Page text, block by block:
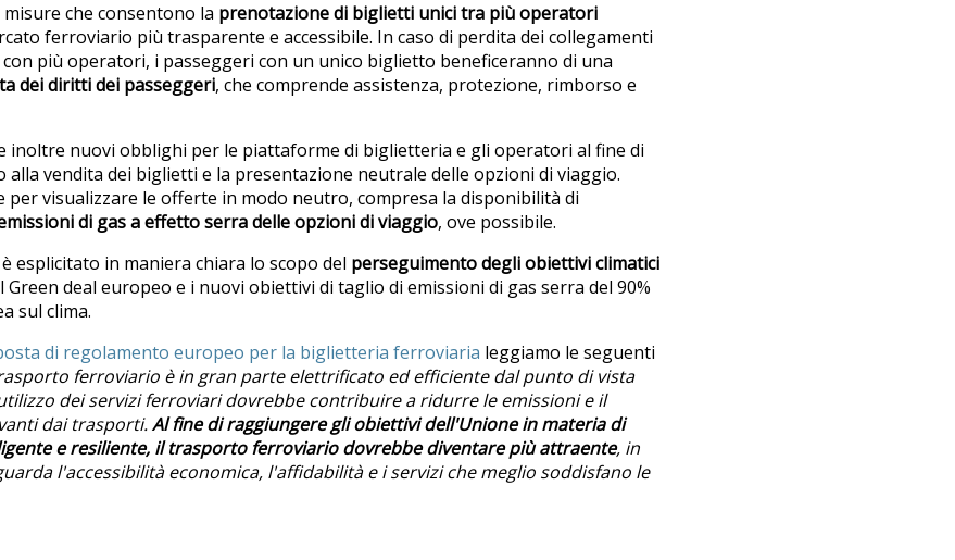
che consentono la prenotazione di biglietti unici tra più operatori
ferroviario più trasparente e accessibile. In caso di perdita dei collegamenti
più operatori, i passeggeri con un unico biglietto beneficeranno di una
dei diritti dei passeggeri, che comprende assistenza, protezione, rimborso e
inoltre nuovi obblighi per le piattaforme di biglietteria e gli operatori al fine di
alla vendita dei biglietti e la presentazione neutrale delle opzioni di viaggio.
visualizzare le offerte in modo neutro, compresa la disponibilità di
di gas a effetto serra delle opzioni di viaggio, ove possibile.
esplicitato in maniera chiara lo scopo del perseguimento degli obiettivi climatici
Green deal europeo e i nuovi obiettivi di taglio di emissioni di gas serra del 90%
sul clima.
di regolamento europeo per la biglietteria ferroviaria leggiamo le seguenti
ferroviario è in gran parte elettrificato ed efficiente dal punto di vista
dei servizi ferroviari dovrebbe contribuire a ridurre le emissioni e il
dai trasporti.Al fine di raggiungere gli obiettivi dell'Unione in materia di
e resiliente, il trasporto ferroviario dovrebbe diventare più attraente, in
l'accessibilitàeconomica, l'affidabilitàe i servizi che meglio soddisfano le